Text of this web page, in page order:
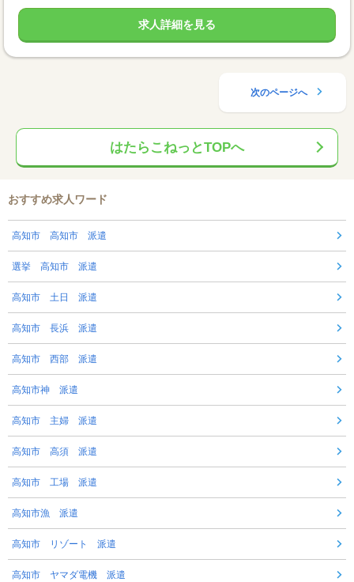
求人詳細を見る
次のページへ
はたらこねっとTOPへ
おすすめ求人ワード
高知市 高知市 派遣
選挙 高知市 派遣
高知市 土日 派遣
高知市 長浜 派遣
高知市 西部 派遣
高知市神 派遣
高知市 主婦 派遣
高知市 高須 派遣
高知市 工場 派遣
高知市漁 派遣
高知市 リゾート 派遣
高知市 ヤマダ電機 派遣